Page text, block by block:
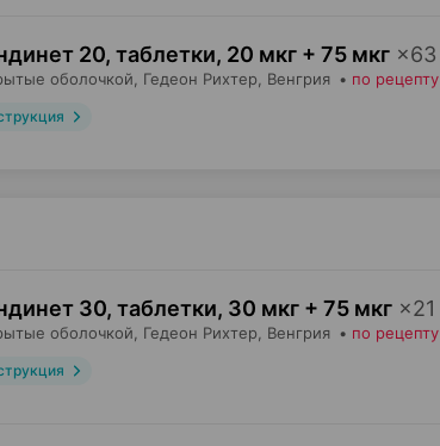
20, таблетки, 20 мкг + 75 мкг ×63
оболочкой, Гедеон Рихтер , Венгрия • по рецепту
30, таблетки, 30 мкг + 75 мкг ×21
оболочкой, Гедеон Рихтер , Венгрия • по рецепту